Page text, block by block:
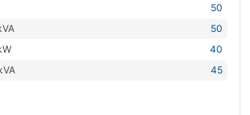
50
50
40
45